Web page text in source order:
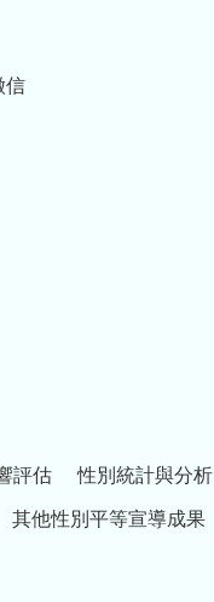
信
評估 性別統計與分析
其他性別平等宣導成果